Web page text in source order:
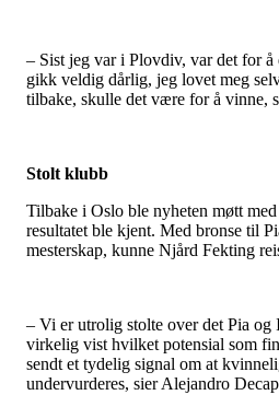
– Sist jeg var i Plovdiv, var det for
gikk veldig dårlig, jeg lovet meg
tilbake, skulle det være for å vinne,
Stolt klubb
Tilbake i Oslo ble nyheten møtt
resultatet ble kjent. Med bronse til
mesterskap, kunne Njård Fekting
– Vi er utrolig stolte over det Pia og
virkelig vist hvilket potensial som
sendt et tydelig signal om at
undervurderes, sier Alejandro